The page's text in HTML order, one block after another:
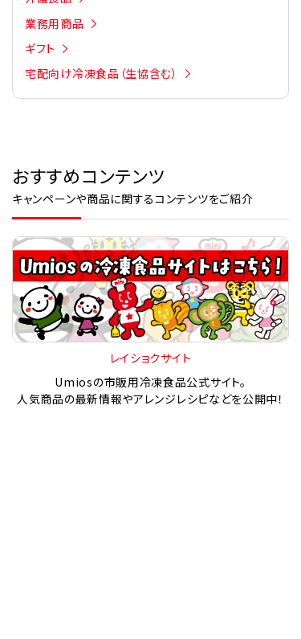
業務用商品
ギフト
宅配向け冷凍食品（生協含む）
おすすめコンテンツ
キャンペーンや商品に関するコンテンツをご紹介
レイショクサイト
Umiosの市販用冷凍食品公式サイト。
人気商品の最新情報やアレンジレシピなどを公開中！